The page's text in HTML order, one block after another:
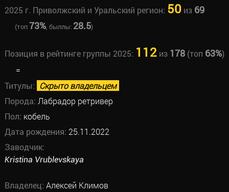
2025 г. Приволжский и Уральский регион: 50из 69
(топ73%, быллы: 28.5)
Позиция в рейтинге группы 2025: 112из 178(топ 63%)
=
Титулы: Скрыто владельцем
Порода: Лабрадор ретривер
Пол: кобель
Дата рождения: 25.11.2022
Заводчик:
Kristina Vrublevskaya
Владелец: Алексей Климов